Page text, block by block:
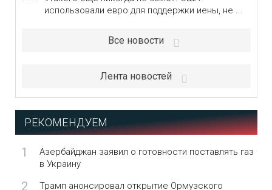
использовали евро для поддержки иены, не ...
Все новости
Лента новостей
РЕКОМЕНДУЕМ
1
Азербайджан заявил о готовности поставлять газ
в Украину
2
Трамп анонсировал открытие Ормузского